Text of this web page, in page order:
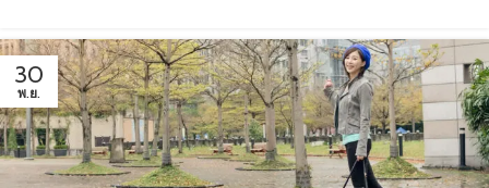
30
พ.ย.